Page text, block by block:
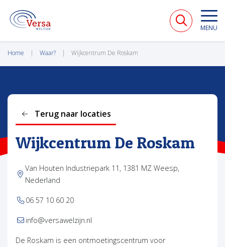
VERSA WELZIJN MENU
Home Waar? Wijkcentrum De Roskam
Terug naar locaties
Wijkcentrum De Roskam
Van Houten Industriepark 11, 1381 MZ Weesp,
Nederland
06 57 10 60 20
info@versawelzijn.nl
De Roskam is een ontmoetingscentrum voor